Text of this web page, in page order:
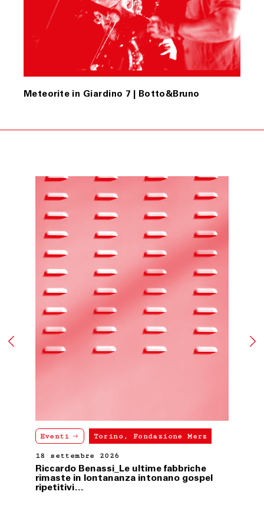
ART. 9 RISOLUZIONE DEL CONTRATTO
Fondazione Merz si riserva il diritto di risolvere il
contratto se, anche a seguito del perfezionamento dello
stesso, acquisite ulteriori informazioni, insorgessero
dubbi o perplessità in merito alla titolarità della carta di
credito utilizzata per l’acquisto.
pagamento effettuato mediante storno dell’importo
evento non prevedibile, indisponibilità dei mezzi di
comunicherà le proprie determinazioni all’indirizzo di
posta elettronica del Cliente.
rimborso del pagamento effettuato, che avverrà
credito da lui indicata.
Resta esclusa ogni altra pretesa e/o richiesta di
risarcimento a qualsiasi titolo nei confronti di
Fondazione Merz.
Le presenti condizioni generali di vendita sono
sottoposte alla Legge italiana.
Meteorite in Giardino 7 | Botto&Bruno
Eventi Torino, Fondazione Merz
18 settembre 2026
Riccardo Benassi_Le ultime fabbriche
rimaste in lontananza intonano gospel
ripetitivi…